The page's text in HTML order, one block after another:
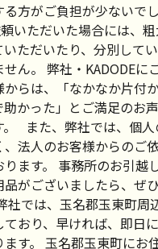
方がご負担が少ないで
いただいた場合には、
いただいたり、分別して
ん。 弊社・KADODEに
からは、「なかなか片付
助かった」とご満足のお
。 また、弊社では、個
、法人のお客様からのご
ります。 事務所のお引越
品がございましたら、ぜ
社では、玉名郡玉東町周
ており、早ければ、即日
す。 玉名郡玉東町にお